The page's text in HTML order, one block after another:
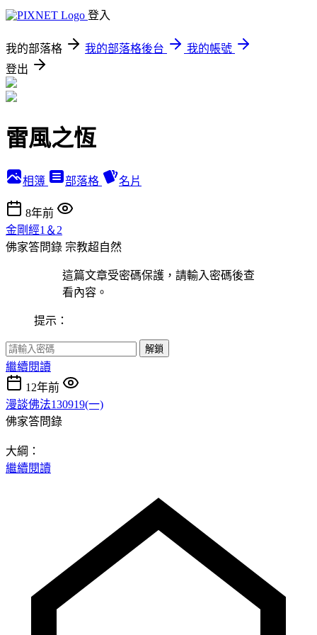
登入
我的部落格 我的部落格後台
我的帳號
登出
雷風之恆
相簿 部落格 名片
8年前
金剛經1＆2
佛家答問錄 宗教超自然
這篇文章受密碼保護，請輸入密碼後查
看內容。
提示：
解鎖
繼續閱讀
12年前
漫談佛法130919(一)
佛家答問錄
大綱：
繼續閱讀